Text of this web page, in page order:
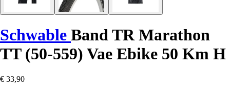
Schwable Band TR Marathon
TT (50-559) Vae Ebike 50 Km H
€ 33,90